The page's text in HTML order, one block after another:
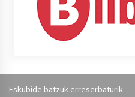
Eskubide batzuk erreserbaturik